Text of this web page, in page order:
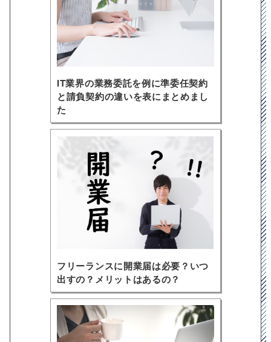
IT業界の業務委託を例に準委任契約
と請負契約の違いを表にまとめまし
た
フリーランスに開業届は必要？いつ
出すの？メリットはあるの？